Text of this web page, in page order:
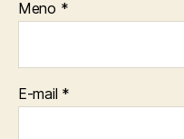
Meno *
E-mail *